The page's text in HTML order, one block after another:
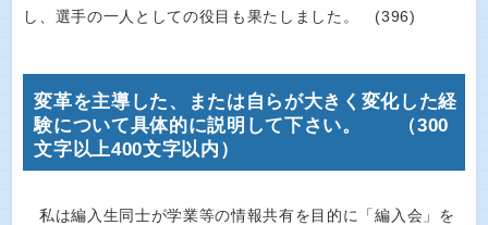
し、選手の一人としての役目も果たしました。 (396)
変革を主導した、または自らが大きく変化した経
験について具体的に説明して下さい。 （300
文字以上400文字以内）
私は編入生同士が学業等の情報共有を目的に「編入会」を